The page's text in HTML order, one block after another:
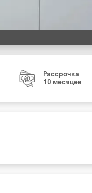
Рассрочка
10 месяцев